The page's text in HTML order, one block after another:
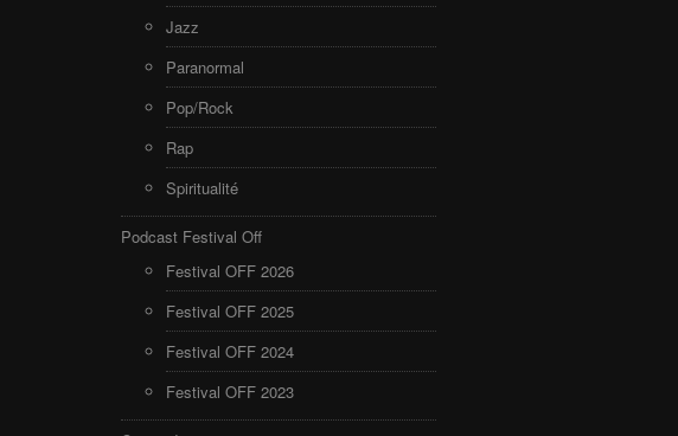
Jazz
Paranormal
Pop/Rock
Rap
Spiritualité
Podcast Festival Off
Festival OFF 2026
Festival OFF 2025
Festival OFF 2024
Festival OFF 2023